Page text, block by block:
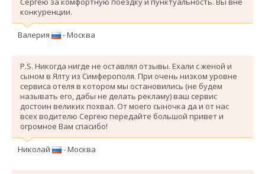
конкуренции.
Валерия - Москва
P.S. Никогда нигде не оставлял отзывы. Ехали с женой и
сыном в Ялту из Симферополя. При очень низком уровне
сервиса отеля в котором мы остановились (не будем
называть его, дабы не делать рекламу) ваш сервис
достоин великих похвал. От моего сыночка да и от нас
всех водителю Сергею передайте большой привет и
огромное Вам спасибо!
Николай - Москва